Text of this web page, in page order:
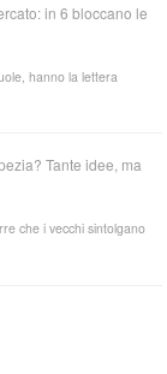
in 6 bloccano le
hanno la lettera
Tante idee, ma
che i vecchi sintolgano